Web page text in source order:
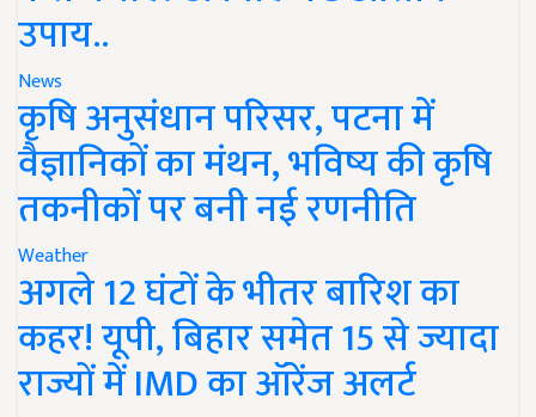
उपाय..
News
कृषि अनुसंधान परिसर, पटना में
वैज्ञानिकों का मंथन, भविष्य की कृषि
तकनीकों पर बनी नई रणनीति
Weather
अगले 12 घंटों के भीतर बारिश का
कहर! यूपी, बिहार समेत 15 से ज्यादा
राज्यों में IMD का ऑरेंज अलर्ट